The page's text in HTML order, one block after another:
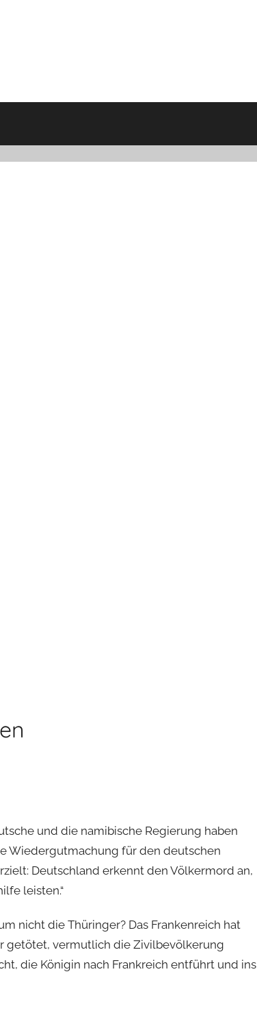
und die namibische Regierung haben
Wiedergutmachung für den deutschen
Deutschland erkennt den Völkermord an,
leisten.“
nicht die Thüringer? Das Frankenreich hat
getötet, vermutlich die Zivilbevölkerung
die Königin nach Frankreich entführt und ins